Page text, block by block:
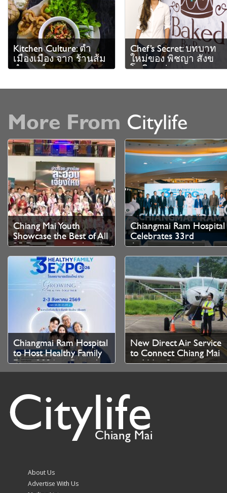
Kitchen Culture: ตำ
เมืองเมือง จาก ร้านส้ม
ตำเฮาส์
Chef’s Secret: บทบาท
ใหม่ของ พิชญา สังข
โชติ เชฟสาวแสนสวย
Premium Cake
More From Citylife
Chiang Mai Youth
Showcase the Best of All
25 Districts in Cultural
Competition
Chiangmai Ram Hospital
Celebrates 33rd
Anniversary with
Healthy Family Expo
Chiangmai Ram Hospital
to Host Healthy Family
Expo 2026 at Central
Chiangmai
New Direct Air Service
to Connect Chiang Mai
and Nan Starting
November 2026
still have plenty of room
for more rain, irrigation
Citylife
Chiang Mai
About Us
Advertise With Us